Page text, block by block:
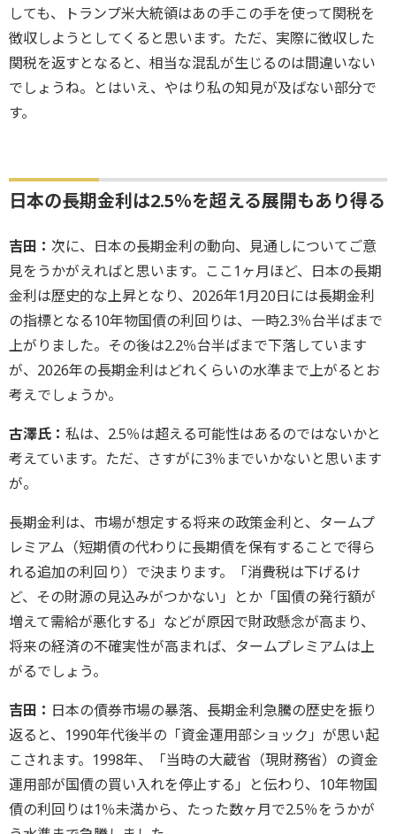
しても、トランプ米大統領はあの手この手を使って関税を
徴収しようとしてくると思います。ただ、実際に徴収した
関税を返すとなると、相当な混乱が生じるのは間違いない
でしょうね。とはいえ、やはり私の知見が及ばない部分で
す。
日本の長期金利は2.5％を超える展開もあり得る
吉田： 次に、日本の長期金利の動向、見通しについてご意
見をうかがえればと思います。ここ1ヶ月ほど、日本の長期
金利は歴史的な上昇となり、2026年1月20日には長期金利
の指標となる10年物国債の利回りは、一時2.3％台半ばまで
上がりました。その後は2.2％台半ばまで下落しています
が、2026年の長期金利はどれくらいの水準まで上がるとお
考えでしょうか。
古澤氏： 私は、2.5％は超える可能性はあるのではないかと
考えています。ただ、さすがに3％までいかないと思います
が。
長期金利は、市場が想定する将来の政策金利と、タームプ
レミアム（短期債の代わりに長期債を保有することで得ら
れる追加の利回り）で決まります。「消費税は下げるけ
ど、その財源の見込みがつかない」とか「国債の発行額が
増えて需給が悪化する」などが原因で財政懸念が高まり、
将来の経済の不確実性が高まれば、タームプレミアムは上
がるでしょう。
吉田： 日本の債券市場の暴落、長期金利急騰の歴史を振り
返ると、1990年代後半の「資金運用部ショック」が思い起
こされます。1998年、「当時の大蔵省（現財務省）の資金
運用部が国債の買い入れを停止する」と伝わり、10年物国
債の利回りは1％未満から、たった数ヶ月で2.5％をうかが